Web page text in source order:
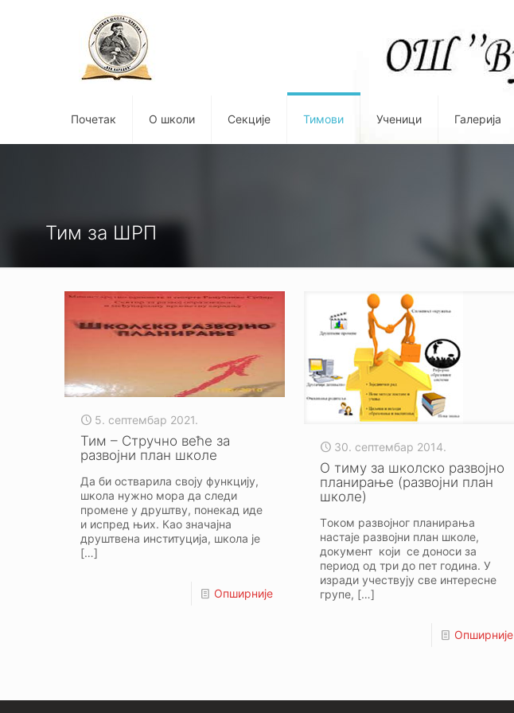
Почетак О школи Секције Тимови Ученици Галерија
Тим за ШРП
5. септембар 2021.
Тим – Стручно веће за
развојни план школе
Да би остварила своју функцију,
школа нужно мора да следи
промене у друштву, понекад иде
и испред њих. Као значајна
друштвена институција, школа је
[…]
Опширније
30. септембар 2014.
O тиму за школско развојно
планирање (развојни план
школе)
Tоком развојног планирања
настаје развојни план школе,
документ који се доноси за
период од три до пет година. У
изради учествују све интересне
групе, […]
Опширније